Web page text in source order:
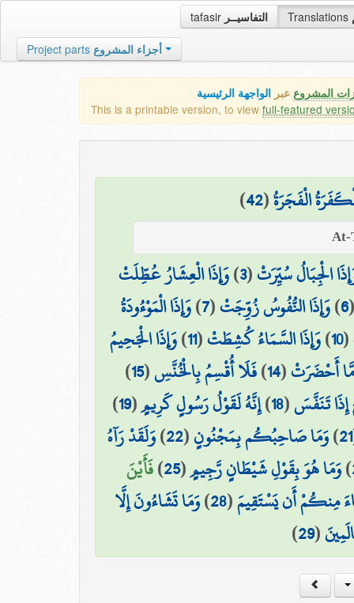
tafasir التفاسيــر Translations
Project parts أجزاء المشروع
المشروع عبر الواجهة الرئيسية
This is a printable version, to view full-featured
الْفَجَرَةُ(
42
)
الْجِبَالُ سُيِّرَتْ(
3
)وَإِذَا الْعِشَارُ عُطِّلَتْ
6
)وَإِذَا النُّفُوسُ زُوِّجَتْ(
7
)وَإِذَا الْمَوْءُودَةُ
(
10
)وَإِذَا السَّمَاءُ كُشِطَتْ(
11
)وَإِذَا الْجَحِيمُ
أَحْضَرَتْ(
14
)فَلَا أُقْسِمُ بِالْخُنَّسِ(
15
)
تَنَفَّسَ(
18
)إِنَّهُ لَقَوْلُ رَسُولٍ كَرِيمٍ(
19
)
21
)وَمَا صَاحِبُكُم بِمَجْنُونٍ(
22
)وَلَقَدْ رَآهُ
)وَمَا هُوَ بِقَوْلِ شَيْطَانٍ رَّجِيمٍ(
25
)فَأَيْنَ
مِنكُمْ أَن يَسْتَقِيمَ(
28
)وَمَا تَشَاءُونَ إِلَّا
(
29
)